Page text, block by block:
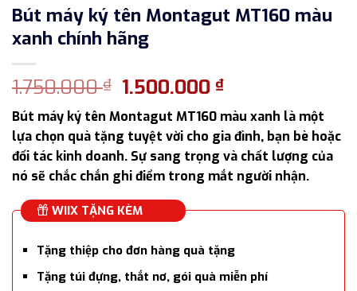
Bút máy ký tên Montagut MT160 màu
xanh chính hãng
1.750.000₫ Giá
gốc
là:
1.750.000 ₫.
1.500.000₫Giá
hiện
tại
là:
1.500.000 ₫.
Bút máy ký tên Montagut MT160 màu xanh là một
lựa chọn quà tặng tuyệt vời cho gia đình, bạn bè hoặc
đối tác kinh doanh. Sự sang trọng và chất lượng của
nó sẽ chắc chắn ghi điểm trong mắt người nhận.
WIIX TẶNG KÈM
Tặng thiệp cho đơn hàng quà tặng
Tặng túi đựng, thắt nơ, gói quà miễn phí